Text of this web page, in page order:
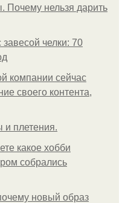
Почему нельзя дарить
челки: 70
компании сейчас
своего контента,
и плетения.
какое хобби
собрались
новый образ